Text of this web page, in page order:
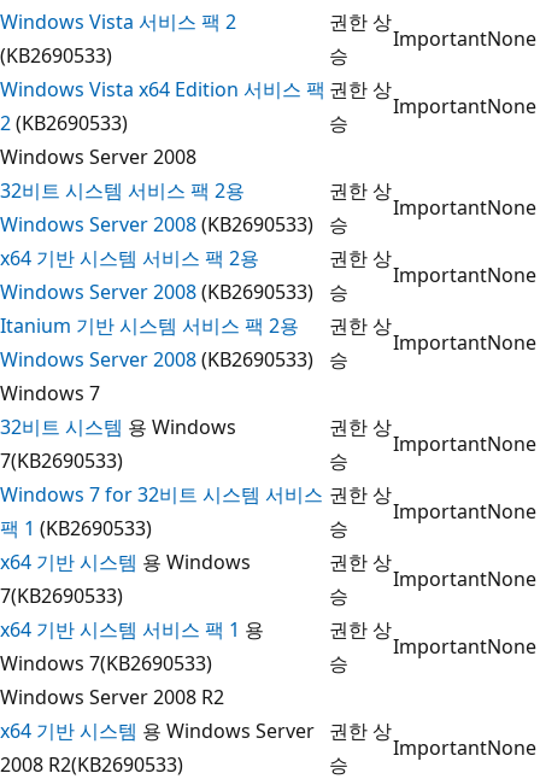
Windows Vista 서비스 팩 2
(KB2690533)
권한 상
승
ImportantNone
Windows Vista x64 Edition 서비스 팩
2(KB2690533)
권한 상
승
ImportantNone
Windows Server 2008
32비트 시스템 서비스 팩 2용
Windows Server 2008(KB2690533)
권한 상
승
ImportantNone
x64 기반 시스템 서비스 팩 2용
Windows Server 2008(KB2690533)
권한 상
승
ImportantNone
Itanium 기반 시스템 서비스 팩 2용
Windows Server 2008(KB2690533)
권한 상
승
ImportantNone
Windows 7
32비트 시스템 용 Windows
7(KB2690533)
권한 상
승
ImportantNone
Windows 7 for 32비트 시스템 서비스
팩 1 (KB2690533)
권한 상
승
ImportantNone
x64 기반 시스템 용 Windows
7(KB2690533)
권한 상
승
ImportantNone
x64 기반 시스템 서비스 팩 1 용
Windows 7(KB2690533)
권한 상
승
ImportantNone
Windows Server 2008 R2
x64 기반 시스템 용 Windows Server
2008 R2(KB2690533)
권한 상
승
ImportantNone